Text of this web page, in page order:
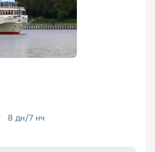
8 дн/7 нч